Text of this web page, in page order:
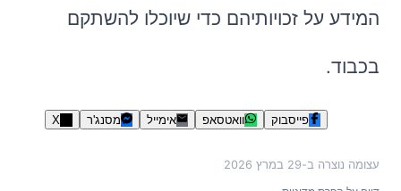
המידע על זכויותיהם כדי שיוכלו להשתקם
בכבוד.
פייסבוק וואטסאפ אימייל מסנג'ר X
עצומה נוצרה ב-29 במרץ 2026